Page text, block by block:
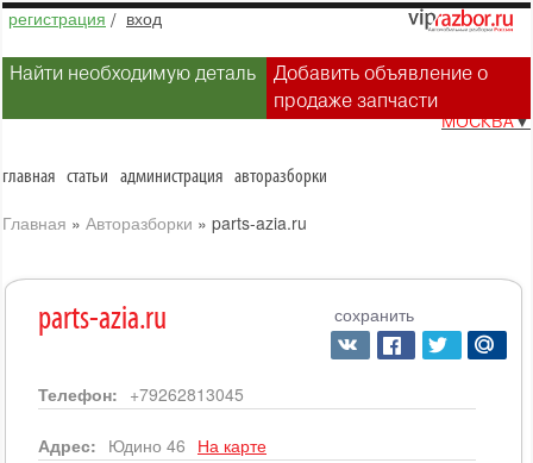
регистрация / вход
Найти необходимую деталь
Добавить объявление о
продаже запчасти
МОСКВА▼
главная статьи администрация авторазборки
Главная » Авторазборки » parts-azia.ru
parts-azia.ru сохранить
Телефон: +79262813045
Адрес: Юдино 46 На карте